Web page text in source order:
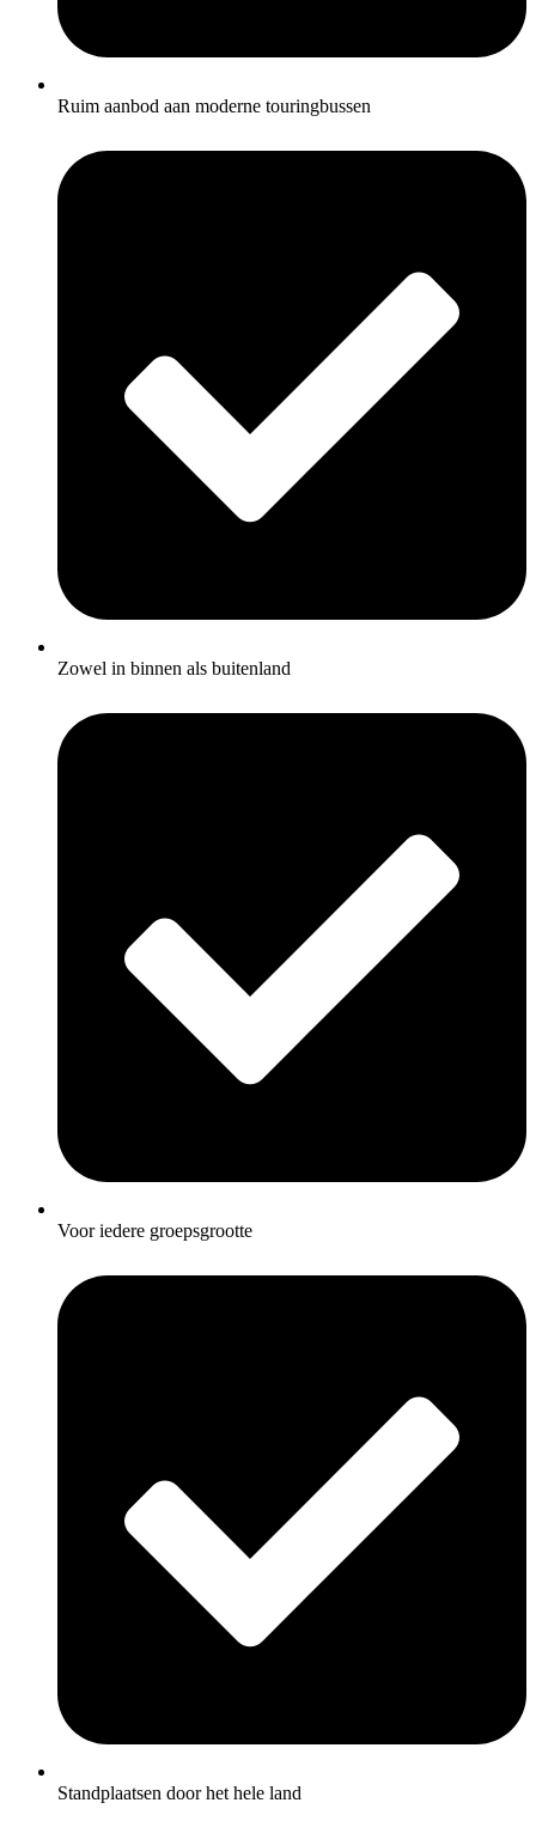
Ruim aanbod aan moderne touringbussen
Zowel in binnen als buitenland
Voor iedere groepsgrootte
Standplaatsen door het hele land